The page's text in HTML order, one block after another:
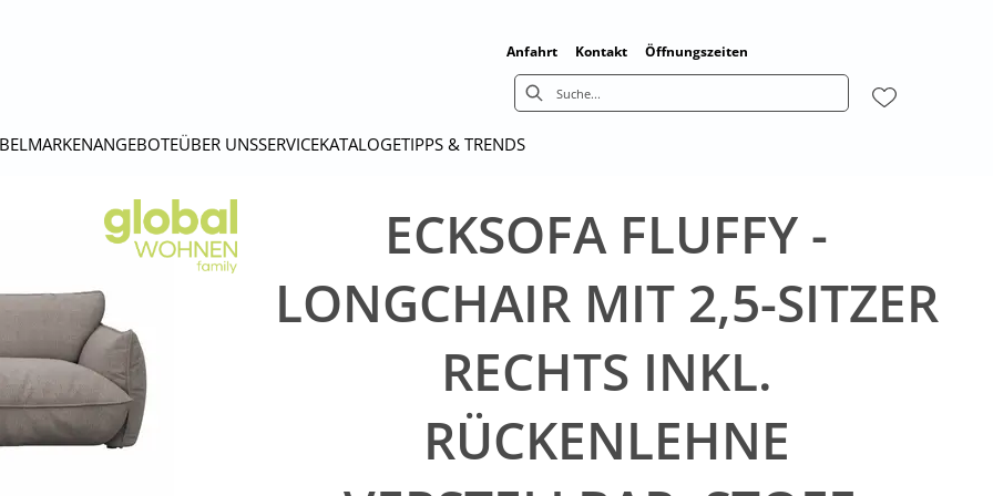
Anfahrt Kontakt Öffnungszeiten
MARKENANGEBOTEÜBER UNSSERVICEKATALOGETIPPS & TRENDS
ECKSOFA FLUFFY -
LONGCHAIR MIT 2,5-SITZER
RECHTS INKL.
RÜCKENLEHNE